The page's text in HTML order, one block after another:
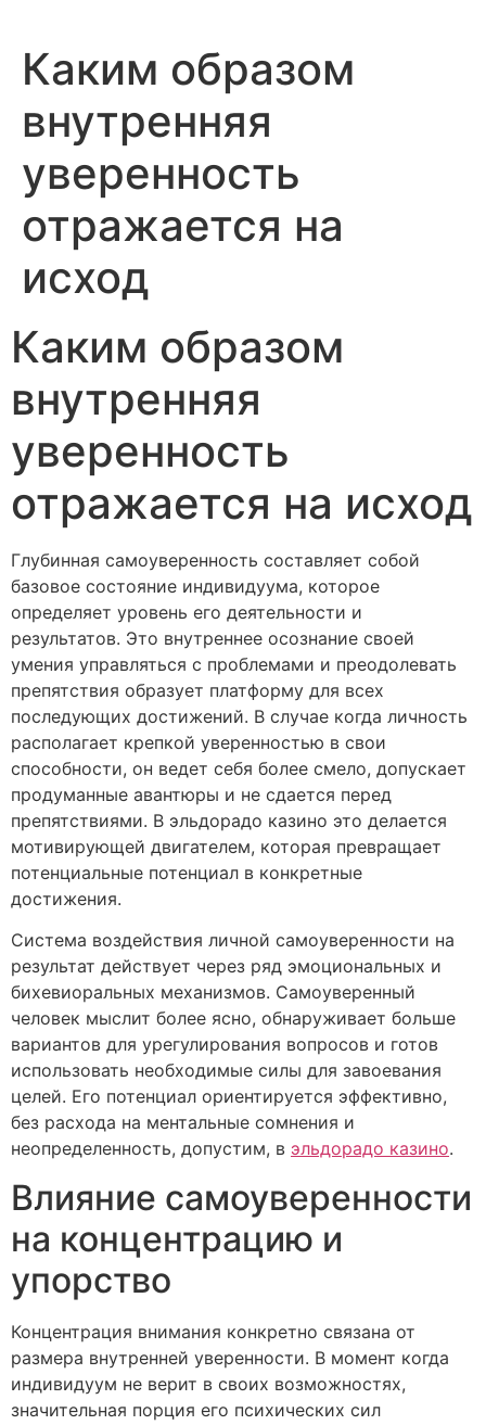
Каким образом
внутренняя
уверенность
отражается на
исход
Каким образом
внутренняя
уверенность
отражается на исход
Глубинная самоуверенность составляет собой
базовое состояние индивидуума, которое
определяет уровень его деятельности и
результатов. Это внутреннее осознание своей
умения управляться с проблемами и преодолевать
препятствия образует платформу для всех
последующих достижений. В случае когда личность
располагает крепкой уверенностью в свои
способности, он ведет себя более смело, допускает
продуманные авантюры и не сдается перед
препятствиями. В эльдорадо казино это делается
мотивирующей двигателем, которая превращает
потенциальные потенциал в конкретные
достижения.
Система воздействия личной самоуверенности на
результат действует через ряд эмоциональных и
бихевиоральных механизмов. Самоуверенный
человек мыслит более ясно, обнаруживает больше
вариантов для урегулирования вопросов и готов
использовать необходимые силы для завоевания
целей. Его потенциал ориентируется эффективно,
без расхода на ментальные сомнения и
неопределенность, допустим, в эльдорадо казино.
Влияние самоуверенности
на концентрацию и
упорство
Концентрация внимания конкретно связана от
размера внутренней уверенности. В момент когда
индивидуум не верит в своих возможностях,
значительная порция его психических сил